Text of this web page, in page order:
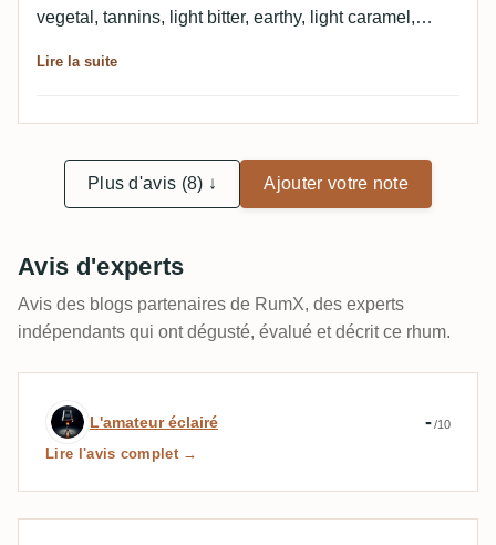
vegetal, tannins, light bitter, earthy, light caramel,
long, light wood, faint roasted, fruits, light citrus, light
lemon, light iodine, tannins.
Lire la suite
Plus d'avis (8) ↓ Ajouter votre note
Avis d'experts
Avis des blogs partenaires de RumX, des experts
indépendants qui ont dégusté, évalué et décrit ce rhum.
Avis d’expert par L'amateur éclairé
L'amateur éclairé -/10
Lire l'avis complet →